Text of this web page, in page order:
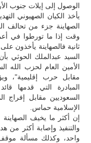
الوصول إلى إيلات جنوب
يأخذ الكيان الصهيوني
الصهاينة جزء من تحالف
وقت إذا ما تورطوا في
ثانية فالصهاينة يأخذون
السيد عبدالملك الحوثي
الأمين العام لحزب الله
مقابل حرب إقليمية"،
المبادرة التي قدمها
السعوديين مقابل إفراج
الإسلامية حماس.
إن أكثر ما يخيف
والتنفيذ وإصابة أكثر
واحد، وكذلك مسألة موقف